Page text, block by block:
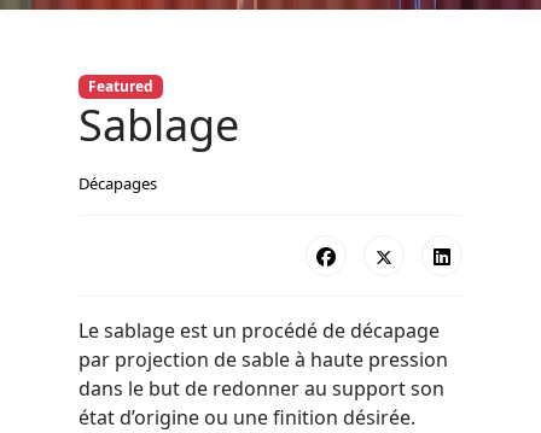
Featured
Sablage
Décapages
Le sablage est un procédé de décapage
par projection de sable à haute pression
dans le but de redonner au support son
état d’origine ou une finition désirée.